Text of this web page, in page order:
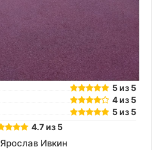
5 из 5
4 из 5
5 из 5
4.7 из 5
Ярослав Ивкин